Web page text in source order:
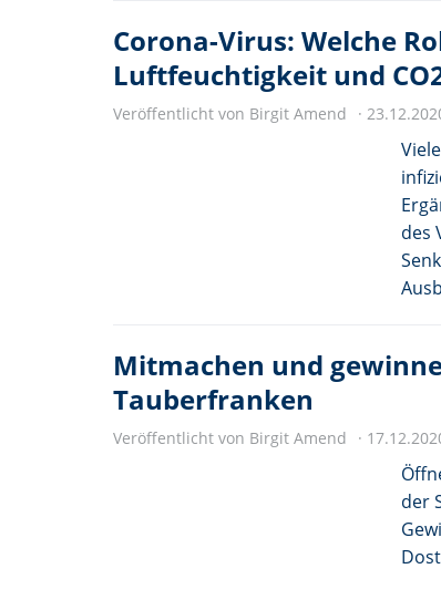
Corona-Virus: Welche
Luftfeuchtigkeit und
Veröffentlicht von Birgit Amend
des
Mitmachen und
Tauberfranken
Veröffentlicht von Birgit Amend
der